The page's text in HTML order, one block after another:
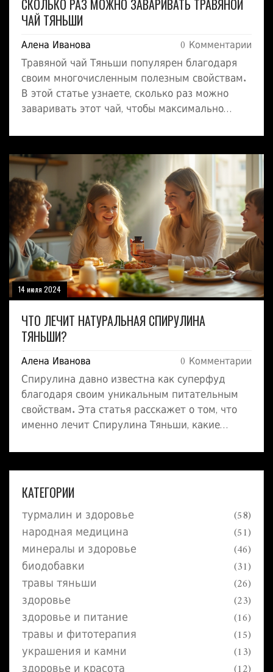
СКОЛЬКО РАЗ МОЖНО ЗАВАРИВАТЬ ТРАВЯНОЙ
ЧАЙ ТЯНЬШИ
Алена Иванова 0 Комментарии
Травяной чай Тяньши популярен благодаря
своим многочисленным полезным свойствам.
В этой статье узнаете, сколько раз можно
заваривать этот чай, чтобы максимально
рассмотрим повторное заваривание, полезные
свойства, и дадим советы по правильному
употреблению.
14 июля 2024
ЧТО ЛЕЧИТ НАТУРАЛЬНАЯ СПИРУЛИНА
ТЯНЬШИ?
Алена Иванова 0 Комментарии
Спирулина давно известна как суперфуд
благодаря своим уникальным питательным
свойствам. Эта статья расскажет о том, что
именно лечит Спирулина Тяньши, какие
правильно ее употреблять и какие полезные
эффекты от нее можно ожидать. Также
предоставим несколько историй людей,
которые смогли улучшить свое здоровье
благодаря Спирулине Тяньши.
КАТЕГОРИИ
турмалин и здоровье (58)
народная медицина (51)
минералы и здоровье (46)
биодобавки (31)
травы тяньши (26)
здоровье (23)
здоровье и питание (16)
травы и фитотерапия (15)
украшения и камни (13)